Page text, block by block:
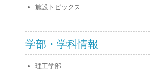
施設トピックス
学部・学科情報
理工学部